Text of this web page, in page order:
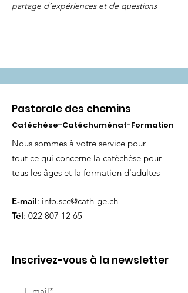
partage d’expériences et de questions
Pastorale des chemins
Catéchèse-Catéchuménat-Formation
Nous sommes à votre service pour
tout ce qui concerne la catéchèse pour
tous les âges et la formation d'adultes
E-mail: info.scc@cath-ge.ch
Tél: 022 807 12 65
Inscrivez-vous à la newsletter